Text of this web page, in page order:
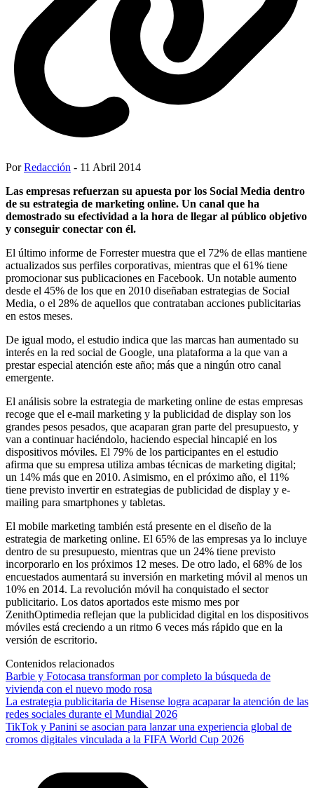
PorRedacción - 11 Abril 2014
Las empresas refuerzan su apuesta por los Social Media dentro
de su estrategia de marketing online. Un canal que ha
demostrado su efectividad a la hora de llegar al público objetivo
y conseguir conectar con él.
El último informe de Forrester muestra que el 72% de ellas mantiene
actualizados sus perfiles corporativas, mientras que el 61% tiene
promocionar sus publicaciones en Facebook. Un notable aumento
desde el 45% de los que en 2010 diseñaban estrategias de Social
Media, o el 28% de aquellos que contrataban acciones publicitarias
en estos meses.
De igual modo, el estudio indica que las marcas han aumentado su
interés en la red social de Google, una plataforma a la que van a
prestar especial atención este año; más que a ningún otro canal
emergente.
El análisis sobre la estrategia de marketing online de estas empresas
recoge que el e-mail marketing y la publicidad de display son los
grandes pesos pesados, que acaparan gran parte del presupuesto, y
van a continuar haciéndolo, haciendo especial hincapié en los
dispositivos móviles. El 79% de los participantes en el estudio
afirma que su empresa utiliza ambas técnicas de marketing digital;
un 14% más que en 2010. Asimismo, en el próximo año, el 11%
tiene previsto invertir en estrategias de publicidad de display y e-
mailing para smartphones y tabletas.
El mobile marketing también está presente en el diseño de la
estrategia de marketing online. El 65% de las empresas ya lo incluye
dentro de su presupuesto, mientras que un 24% tiene previsto
incorporarlo en los próximos 12 meses. De otro lado, el 68% de los
encuestados aumentará su inversión en marketing móvil al menos un
10% en 2014. La revolución móvil ha conquistado el sector
publicitario. Los datos aportados este mismo mes por
ZenithOptimedia reflejan que la publicidad digital en los dispositivos
móviles está creciendo a un ritmo 6 veces más rápido que en la
versión de escritorio.
Contenidos relacionados
Barbie y Fotocasa transforman por completo la búsqueda de
vivienda con el nuevo modo rosa
La estrategia publicitaria de Hisense logra acaparar la atención de las
redes sociales durante el Mundial 2026
TikTok y Panini se asocian para lanzar una experiencia global de
cromos digitales vinculada a la FIFA World Cup 2026